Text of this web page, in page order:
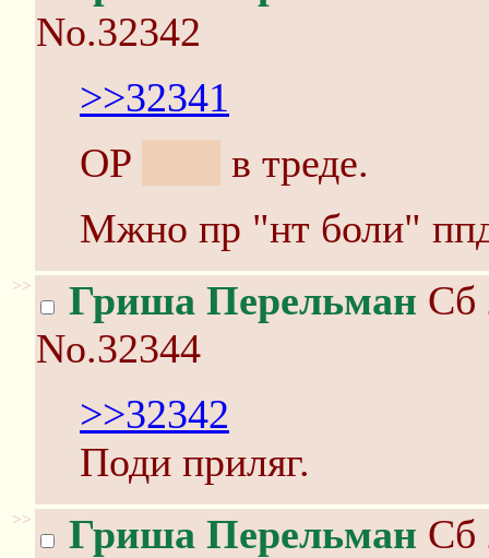
No.32342
>>32341
OP
в треде.
Мжно пр "нт боли"
>> Гриша Перельман Сб
No.32344
>>32342
Поди приляг.
>> Гриша Перельман Сб